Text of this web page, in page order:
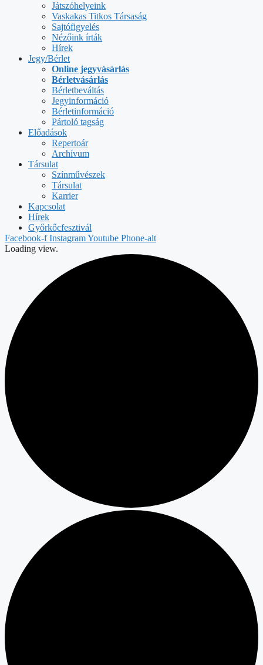
Játszóhelyeink
Vaskakas Titkos Társaság
Sajtófigyelés
Nézőink írták
Hírek
Jegy/Bérlet
Online jegyvásárlás
Bérletvásárlás
Bérletbeváltás
Jegyinformáció
Bérletinformáció
Pártoló tagság
Előadások
Repertoár
Archívum
Társulat
Színművészek
Társulat
Karrier
Kapcsolat
Hírek
Győrkőcfesztivál
Facebook-f InstagramYoutube Phone-alt
Loading view.